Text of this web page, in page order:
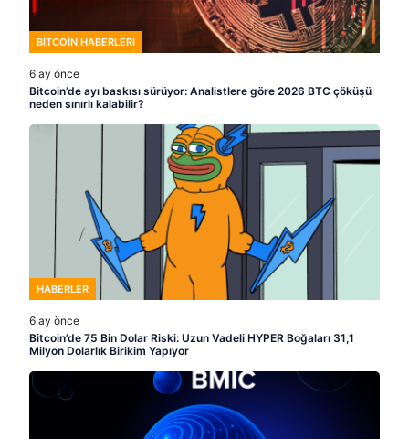
BITCOIN HABERLERI
6 ay önce
Bitcoin’de ayı baskısı sürüyor: Analistlere göre 2026 BTC çöküşü
neden sınırlı kalabilir?
HABERLER
6 ay önce
Bitcoin’de 75 Bin Dolar Riski: Uzun Vadeli HYPER Boğaları 31,1
Milyon Dolarlık Birikim Yapıyor